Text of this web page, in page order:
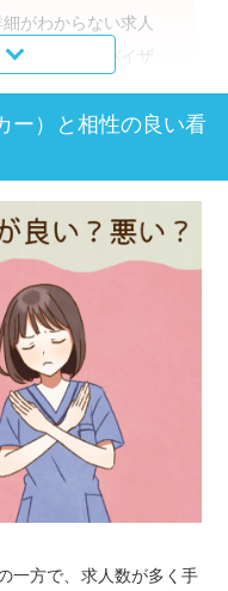
がわからない求人
ャリアアドバイザ
、自分で気軽に求人
由に閲覧できたら
高さに満足
師）
を利用して
りと聞いてくれ、
てもらいたかった
師専門のキャリア
点は良かったで
ー）と相性の良い看
一方で、求人数が多く手